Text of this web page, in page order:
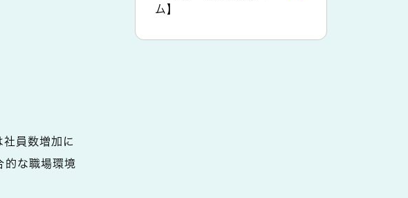
ム】
員数増加に
的な職場環境